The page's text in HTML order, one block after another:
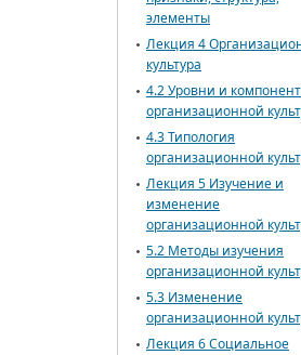
элементы
Лекция 4
культура
4.2 Уровни и
организационной
4.3 Типология
организационной
Лекция 5 Изучение и
изменение
организационной
5.2 Методы изучения
организационной
5.3 Изменение
организационной
Лекция 6 Социальное